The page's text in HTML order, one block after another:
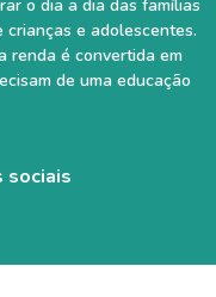
o dia a dia das famílias
e adolescentes.
renda é convertida em
de uma educação
sociais